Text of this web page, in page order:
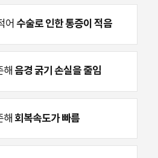
어 수술로 인한 통증이 적음
해 음경 굵기 손실을 줄임
해 회복속도가 빠름